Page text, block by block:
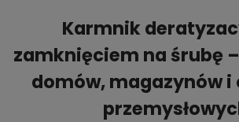
Karmnik
zamknięciem na śrubę
domów, magazynów